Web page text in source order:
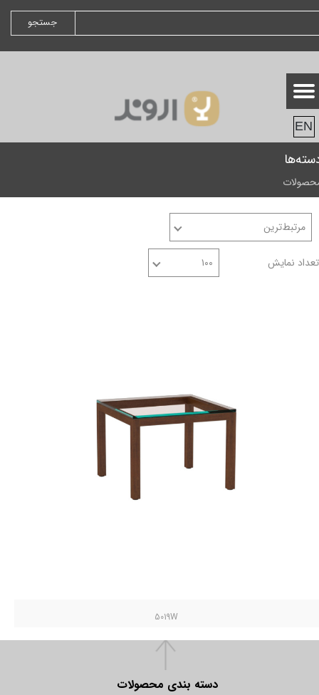
جستجو
EN
مرتبط‌ترین
تعداد نمایش ۱۰۰
5019W
دسته بندی محصولات